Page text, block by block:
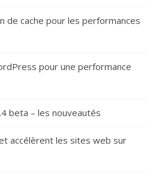
de cache pour les performances
pour une performance
beta – les nouveautés
accélèrent les sites web sur